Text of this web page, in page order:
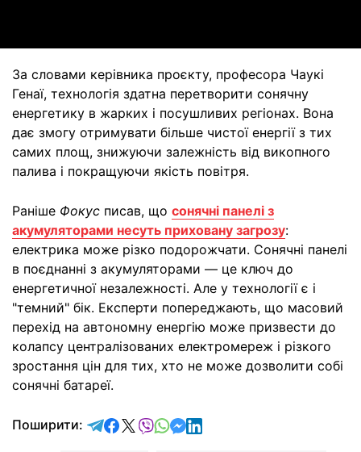
За словами керівника проєкту, професора Чаукі
Генаї, технологія здатна перетворити сонячну
енергетику в жарких і посушливих регіонах. Вона
дає змогу отримувати більше чистої енергії з тих
самих площ, знижуючи залежність від викопного
палива і покращуючи якість повітря.
Раніше Фокус писав, що сонячні панелі з
акумуляторами несуть приховану загрозу:
електрика може різко подорожчати. Сонячні панелі
в поєднанні з акумуляторами — це ключ до
енергетичної незалежності. Але у технології є і
"темний" бік. Експерти попереджають, що масовий
перехід на автономну енергію може призвести до
колапсу централізованих електромереж і різкого
зростання цін для тих, хто не може дозволити собі
сонячні батареї.
Поширити: відправити у Telegram
поділитись у Facebook
поділитись у X
відправити у Viber
відправити у Whatsapp
відправити у Messenger
відправити у LinkedIn